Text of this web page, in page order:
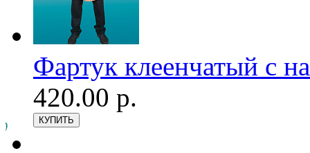
Фартук клеенчатый с
420.00 р.